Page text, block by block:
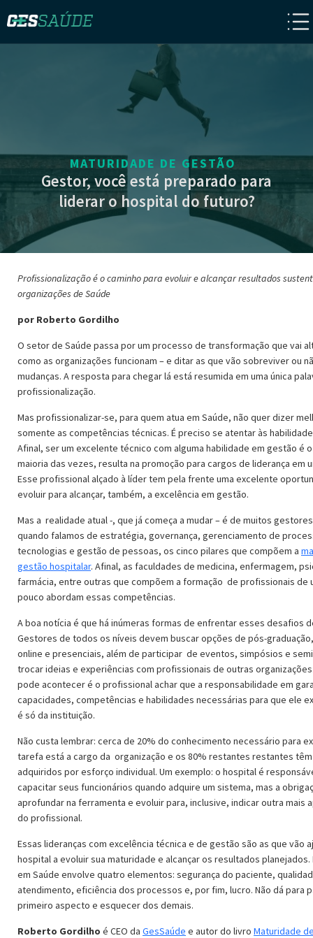
MATURIDADE DE GESTÃO
Gestor, você está preparado para
liderar o hospital do futuro?
Profissionalização é o caminho para evoluir e alcançar resultados
organizações de Saúde
por Roberto Gordilho
O setor de Saúde passa por um processo de transformação que vai
como as organizações funcionam – e ditar as que vão sobreviver ou
mudanças. A resposta para chegar lá está resumida em uma única
profissionalização.
Mas profissionalizar-se, para quem atua em Saúde, não quer dizer
somente as competências técnicas. É preciso se atentar às
Afinal, ser um excelente técnico com alguma habilidade em gestão é
maioria das vezes, resulta na promoção para cargos de liderança em
Esse profissional alçado à líder tem pela frente uma excelente
evoluir para alcançar, também, a excelência em gestão.
Mas a realidade atual -, que já começa a mudar – é de muitos
quando falamos de estratégia, governança, gerenciamento de
tecnologias e gestão de pessoas, os cinco pilares que compõem a
gestão hospitalar. Afinal, as faculdades de medicina, enfermagem,
farmácia, entre outras que compõem a formação de profissionais de
pouco abordam essas competências.
A boa notícia é que há inúmeras formas de enfrentar esses desafios
Gestores de todos os níveis devem buscar opções de pós-
online e presenciais, além de participar de eventos, simpósios e
trocar ideias e experiências com profissionais de outras
pode acontecer é o profissional achar que a responsabilidade em
capacidades, competências e habilidades necessárias para que ele
é só da instituição.
Não custa lembrar: cerca de 20% do conhecimento necessário para
tarefa está a cargo da organização e os 80% restantes restantes
adquiridos por esforço individual. Um exemplo: o hospital é
capacitar seus funcionários quando adquire um sistema, mas a
aprofundar na ferramenta e evoluir para, inclusive, indicar outra mais
do profissional.
Essas lideranças com excelência técnica e de gestão são as que vão
hospital a evoluir sua maturidade e alcançar os resultados planejados.
em Saúde envolve quatro elementos: segurança do paciente,
atendimento, eficiência dos processos e, por fim, lucro. Não dá para
primeiro aspecto e esquecer dos demais.
Roberto Gordilho é CEO da GesSaúde e autor do livro Maturidade